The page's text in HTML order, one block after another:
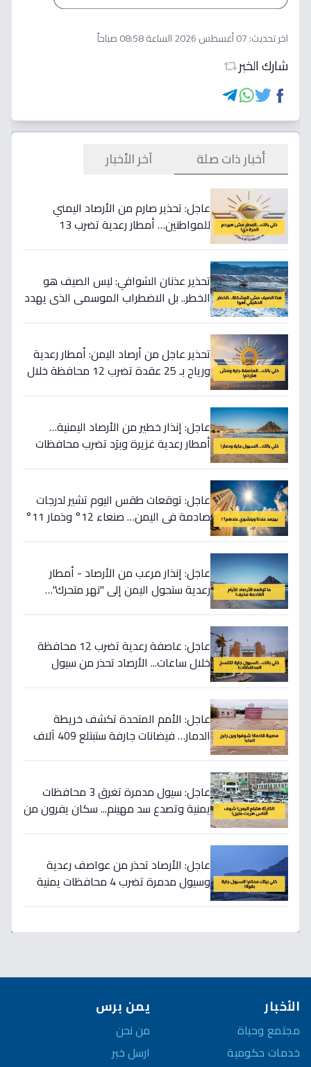
اخر تحديث:07 أغسطس 2026 الساعة 08:58 صباحاً
شارك الخبر
أخبار ذات صلة آخر الأخبار
عاجل: تحذير صارم من الأرصاد اليمني
للمواطنين… أمطار رعدية تضرب 13
تحذير عذنان الشوافي: ليس الصيف هو
الخطر.. بل الاضطراب الموسمي الذي يهدد
تحذير عاجل من أرصاد اليمن: أمطار رعدية
ورياح بـ 25 عقدة تضرب 12 محافظة خلال
عاجل: إنذار خطير من الأرصاد اليمنية…
أمطار رعدية غزيرة وبرَد تضرب محافظات
عاجل: توقعات طقس اليوم تشير لدرجات
صادمة في اليمن… صنعاء 12° وذمار 11°
عاجل: إنذار مرعب من الأرصاد - أمطار
رعدية ستحول اليمن إلى "نهر متحرك"…
عاجل: عاصفة رعدية تضرب 12 محافظة
خلال ساعات... الأرصاد تحذر من سيول
عاجل: الأمم المتحدة تكشف خريطة
الدمار… فيضانات جارفة ستبتلع 409 آلاف
عاجل: سيول مدمرة تغرق 3 محافظات
يمنية وتصدع سد مهينم... سكان يفرون من
عاجل: الأرصاد تحذر من عواصف رعدية
وسيول مدمرة تضرب 4 محافظات يمنية
الأخبار
مجتمع وحياة
خدمات حكومية
يمن برس
من نحن
ارسل خبر